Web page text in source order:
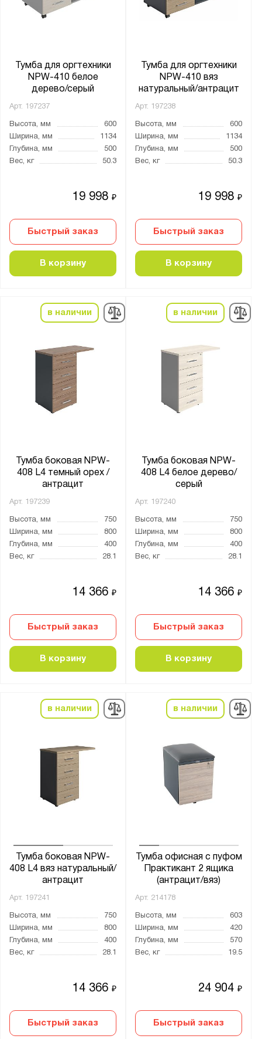
Тумба для оргтехники
NPW-410 белое
дерево/серый
Арт. 197237
Высота, мм
600
Ширина, мм
1134
Глубина, мм
500
Вес, кг
50.3
19 998₽
Быстрый заказ
В корзину
Тумба для оргтехники
NPW-410 вяз
натуральный/антрацит
Арт. 197238
Высота, мм
600
Ширина, мм
1134
Глубина, мм
500
Вес, кг
50.3
19 998₽
Быстрый заказ
В корзину
в наличии
Тумба боковая NPW-
408 L4 темный орех /
антрацит
Арт. 197239
Высота, мм
750
Ширина, мм
800
Глубина, мм
400
Вес, кг
28.1
14 366₽
Быстрый заказ
В корзину
в наличии
Тумба боковая NPW-
408 L4 белое дерево/
серый
Арт. 197240
Высота, мм
750
Ширина, мм
800
Глубина, мм
400
Вес, кг
28.1
14 366₽
Быстрый заказ
В корзину
в наличии
Тумба боковая NPW-
408 L4 вяз натуральный/
антрацит
Арт. 197241
Высота, мм
750
Ширина, мм
800
Глубина, мм
400
Вес, кг
28.1
14 366₽
Быстрый заказ
в наличии
Тумба офисная с пуфом
Практикант 2 ящика
(антрацит/вяз)
Арт. 214178
Высота, мм
603
Ширина, мм
420
Глубина, мм
570
Вес, кг
19.5
24 904₽
Быстрый заказ